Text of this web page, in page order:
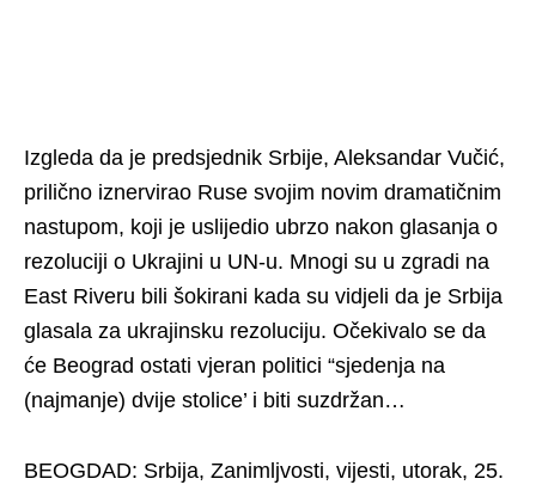
Izgleda da je predsjednik Srbije, Aleksandar Vučić,
prilično iznervirao Ruse svojim novim dramatičnim
nastupom, koji je uslijedio ubrzo nakon glasanja o
rezoluciji o Ukrajini u UN-u. Mnogi su u zgradi na
East Riveru bili šokirani kada su vidjeli da je Srbija
glasala za ukrajinsku rezoluciju. Očekivalo se da
će Beograd ostati vjeran politici “sjedenja na
(najmanje) dvije stolice’ i biti suzdržan…
BEOGDAD: Srbija, Zanimljvosti, vijesti, utorak, 25.